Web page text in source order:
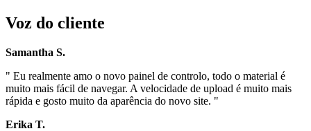
Voz do cliente
Samantha S.
" Eu realmente amo o novo painel de controlo, todo o material é
muito mais fácil de navegar. A velocidade de upload é muito mais
rápida e gosto muito da aparência do novo site. "
Erika T.